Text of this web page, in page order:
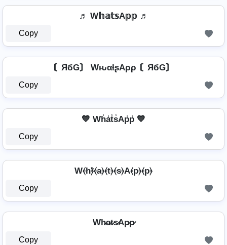
♬ W𝕙𝕒𝕥𝕤A𝕡𝕡 ♬
Copy
〘ЯбG〙 WԋαƚʂAρρ 〘ЯбG〙
Copy
💙 Wh̾a̾t̾s̾Ap̾p̾ 💙
Copy
W⦑h⦒̂⦑a⦒⦑t⦒⦑s⦒A⦑p⦒⦑p⦒
Copy
Wh̷a̷t̷s̷Ap̷p̷
Copy